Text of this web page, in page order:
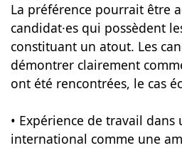
La préférence pourrait être
candidat·es qui possèdent
constituant un atout. Les
démontrer clairement
ont été rencontrées, le cas
• Expérience de travail dans
international comme une